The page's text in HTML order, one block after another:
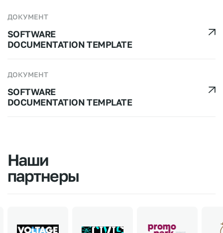
ДОКУМЕНТ
SOFTWARE
DOCUMENTATION TEMPLATE
ДОКУМЕНТ
SOFTWARE
DOCUMENTATION TEMPLATE
Наши
партнеры